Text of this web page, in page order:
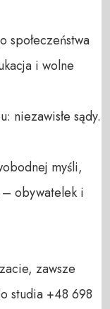
społeczeństwa
i wolne
niezawisłe sądy.
myśli,
obywatelek i
studia +48 698